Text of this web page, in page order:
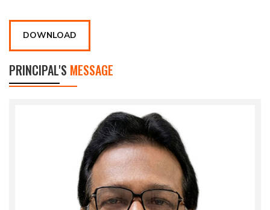
DOWNLOAD
PRINCIPAL'S MESSAGE